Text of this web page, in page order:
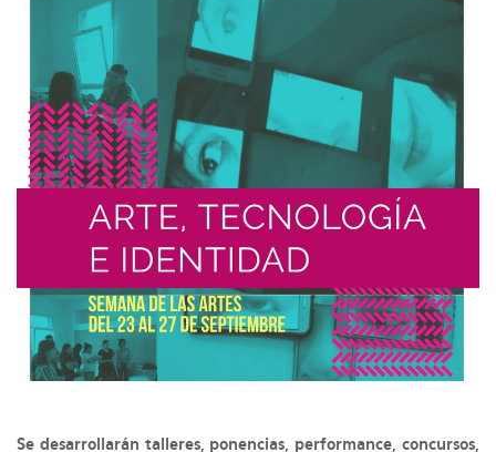
Se desarrollarán talleres, ponencias, performance, concursos,